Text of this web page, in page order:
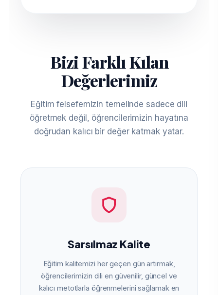
Bizi Farklı Kılan
Değerlerimiz
Eğitim felsefemizin temelinde sadece dili
öğretmek değil, öğrencilerimizin hayatına
doğrudan kalıcı bir değer katmak yatar.
Sarsılmaz Kalite
Eğitim kalitemizi her geçen gün artırmak,
öğrencilerimizin dili en güvenilir, güncel ve
kalıcı metotlarla öğrenmelerini sağlamak en